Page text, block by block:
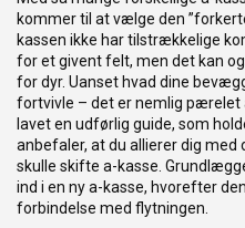
kommer til at vælge den
kassen ikke har tilstrækkelige
for et givent felt, men det kan
for dyr. Uanset hvad dine
fortvivle – det er nemlig pærelet
lavet en udførlig guide, som
anbefaler, at du allierer dig med
skulle skifte a-kasse.
ind i en ny a-kasse, hvorefter
forbindelse med flytningen.